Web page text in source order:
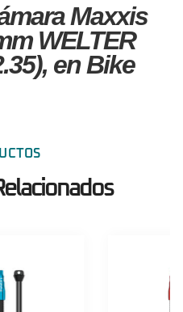
Maxxis
WELTER
en Bike